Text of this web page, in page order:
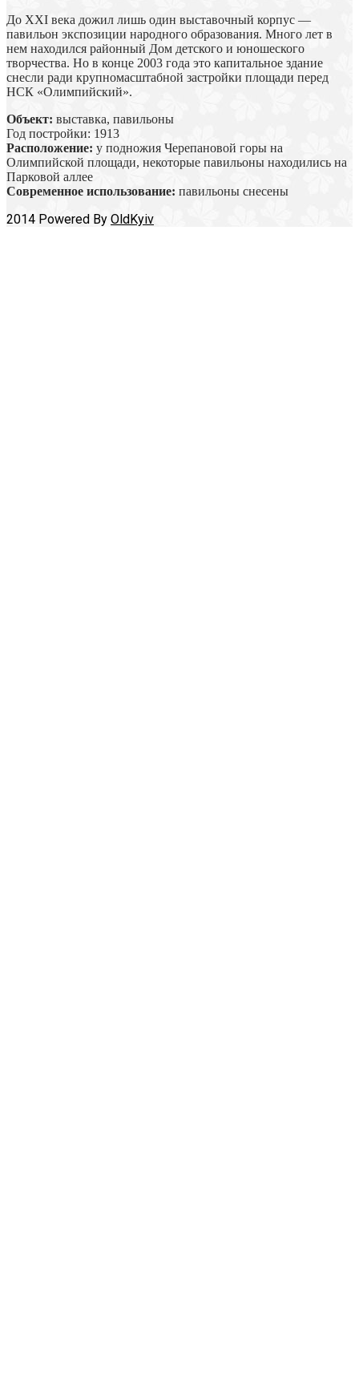
До ХХІ века дожил лишь один выставочный корпус —
павильон экспозиции народного образования. Много лет в
нем находился районный Дом детского и юношеского
творчества. Но в конце 2003 года это капитальное здание
снесли ради крупномасштабной застройки площади перед
НСК «Олимпийский».
Объект: выставка, павильоны
Год постройки: 1913
Расположение: у подножия Черепановой горы на
Олимпийской площади, некоторые павильоны находились на
Парковой аллее
Современное использование: павильоны снесены
2014 Powered By OldKyiv